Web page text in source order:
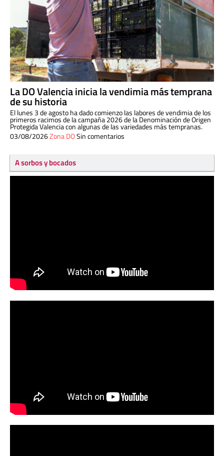
La DO Valencia inicia la vendimia más temprana
de su historia
El lunes 3 de agosto ha dado comienzo las labores de vendimia de los
primeros racimos de la campaña 2026 de la Denominación de Origen
Protegida Valencia con algunas de las variedades más tempranas.
03/08/2026Zona DOSin comentarios
A sorbos y bocados